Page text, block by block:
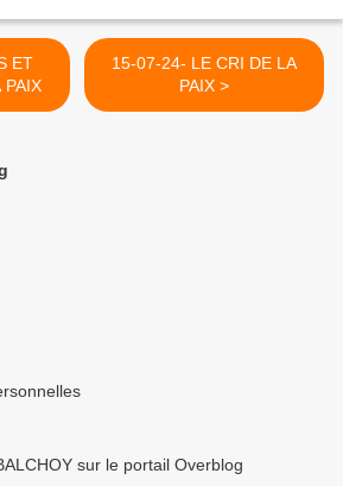
PAIX
15-07-24- LE CRI DE LA
PAIX >
sur le portail Overblog